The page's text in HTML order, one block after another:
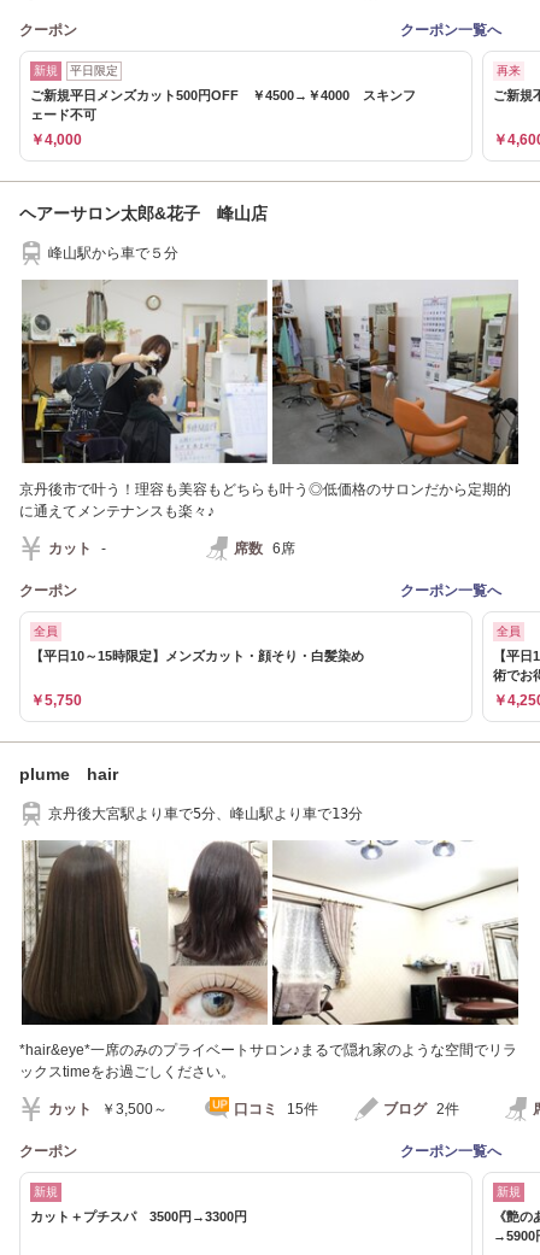
クーポン クーポン一覧へ
新規 平日限定
ご新規平日メンズカット500円OFF ￥4500→￥4000 スキンフ
ェード不可
￥4,000
再来
ご新
￥
ヘアーサロン太郎&花子 峰山店
峰山駅から車で５分
京丹後市で叶う！理容も美容もどちらも叶う◎低価格のサロンだから定期的
に通えてメンテナンスも楽々♪
カット - 席数 6席
クーポン クーポン一覧へ
全員
【平日10～15時限定】メンズカット・顔そり・白髪染め
￥5,750
全員
【平
術でお
￥
plume hair
京丹後大宮駅より車で5分、峰山駅より車で13分
*hair&eye*一席のみのプライベートサロン♪まるで隠れ家のような空間でリラ
ックスtimeをお過ごしください。
カット ￥3,500～ 口コミ 15件 ブログ 2件
クーポン クーポン一覧へ
新規
カット＋プチスパ 3500円→3300円
新規
《艶
→5900